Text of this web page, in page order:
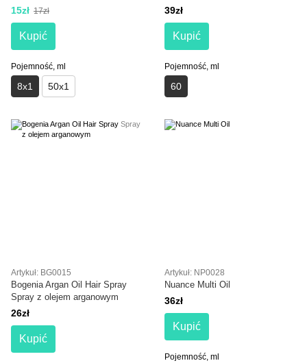
15zł 17zł
Kupić
Pojemność, ml
8х1 50х1
włosów z olejem marula
39zł
Kupić
Pojemność, ml
60
Artykuł: BG0015
Bogenia Argan Oil Hair Spray
Spray z olejem arganowym
26zł
Kupić
Artykuł: NP0028
Nuance Multi Oil
36zł
Kupić
Pojemność, ml